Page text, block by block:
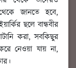
জানতে হবে,
ছলে বান্ধবীর
করা, সবকিছুর
নেওয়া যায় না,